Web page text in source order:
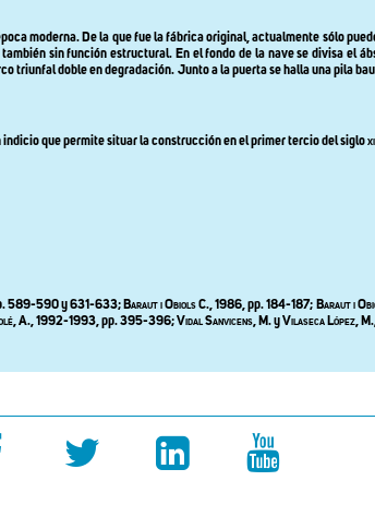
moderna. De la que fue la fábrica original, actualmente sólo
sin función estructural. En el fondo de la nave se divisa el
triunfal doble en degradación. Junto a la puerta se halla una pila
indicio que permite situar la construcción en el primer tercio del siglo
589-590 y 631-633; Baraut i ObiolsC., 1986, pp. 184-187; Baraut i
, A., 1992-1993, pp.395-396;Vidal Sanvicens, M.yVilaseca López, M.